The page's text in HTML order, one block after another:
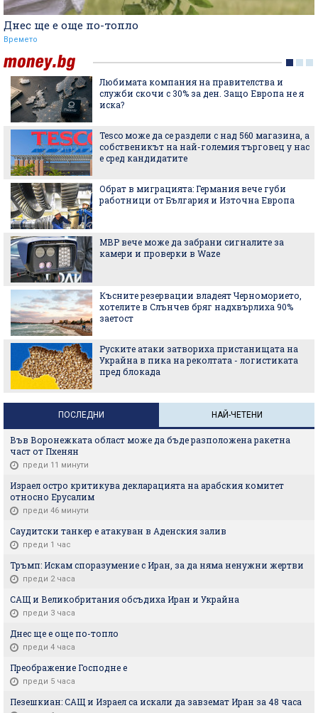
Днес ще е още по-топло
Времето
Любимата компания на правителства и
служби скочи с 30% за ден. Защо Европа не я
иска?
Tesco може да се раздели с над 560 магазина, а
собственикът на най-големия търговец у нас
е сред кандидатите
Обрат в миграцията: Германия вече губи
работници от България и Източна Европа
МВР вече може да забрани сигналите за
камери и проверки в Waze
Късните резервации владеят Черноморието,
хотелите в Слънчев бряг надхвърлиха 90%
заетост
Руските атаки затвориха пристанищата на
Украйна в пика на реколтата - логистиката
пред блокада
ПОСЛЕДНИ НАЙ-ЧЕТЕНИ
Във Воронежката област може да бъде разположена ракетна
част от Пхенян
преди 11 минути
Израел остро критикува декларацията на арабския комитет
относно Ерусалим
преди 46 минути
Саудитски танкер е атакуван в Аденския залив
преди 1 час
Тръмп: Искам споразумение с Иран, за да няма ненужни жертви
преди 2 часа
САЩ и Великобритания обсъдиха Иран и Украйна
преди 3 часа
Днес ще е още по-топло
преди 4 часа
Преображение Господне е
преди 5 часа
Пезешкиан: САЩ и Израел са искали да завземат Иран за 48 часа